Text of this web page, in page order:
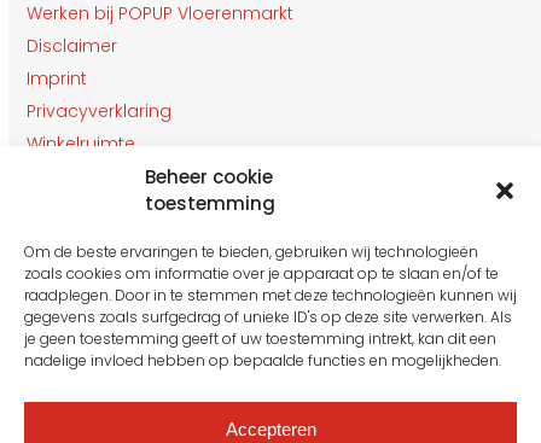
Beheer cookie
toestemming
Om de beste ervaringen te bieden, gebruiken wij technologieën
zoals cookies om informatie over je apparaat op te slaan en/of te
raadplegen. Door in te stemmen met deze technologieën kunnen wij
gegevens zoals surfgedrag of unieke ID's op deze site verwerken. Als
je geen toestemming geeft of uw toestemming intrekt, kan dit een
nadelige invloed hebben op bepaalde functies en mogelijkheden.
Accepteren
Werken bij POPUP Vloerenmarkt
Disclaimer
Imprint
Privacyverklaring
Winkelruimte
Klantenservice
OPENINGSTIJDEN
Gesloten van 27 t/m 31 Juli
Maandag: 10:00 tot 16:00
Dinsdag: 10:00 tot 16.00
Woensdag: 10:00 tot 16.00